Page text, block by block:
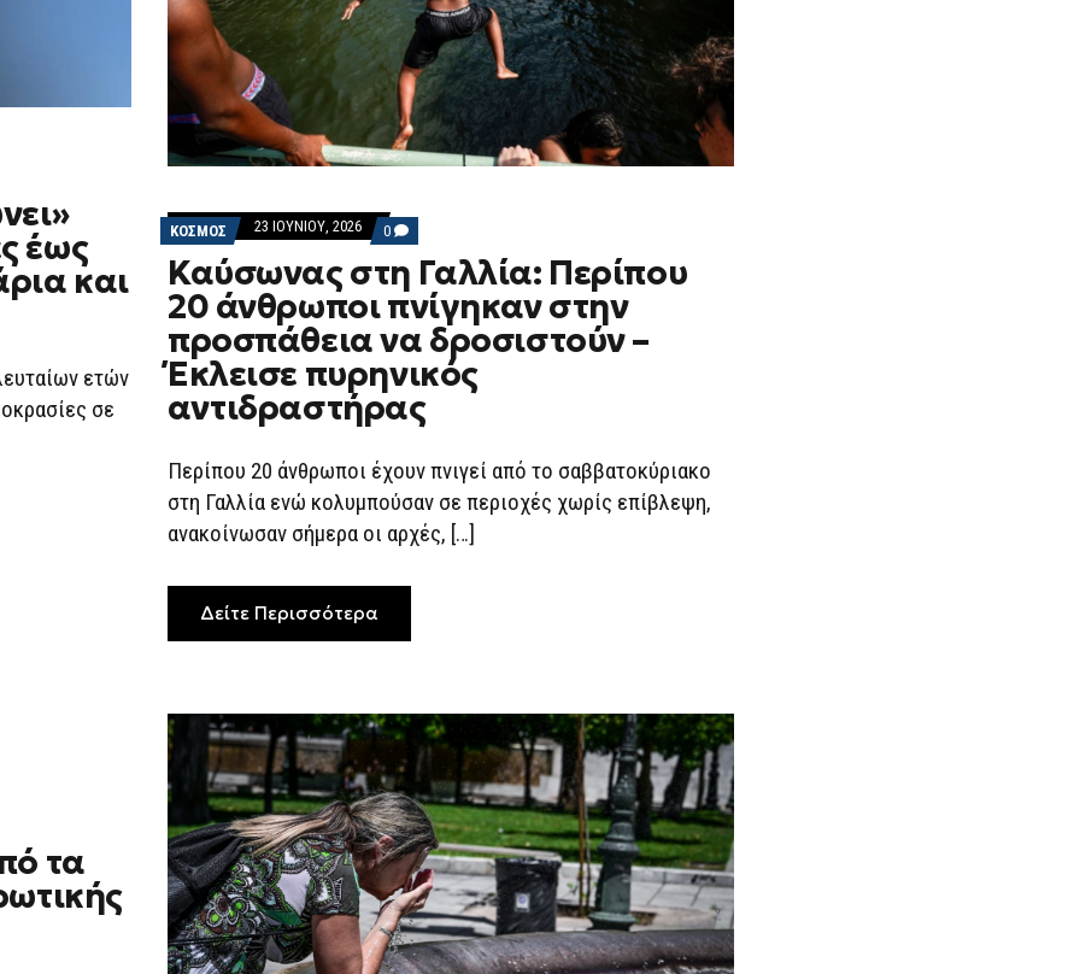
έως
και
ετών
σε
ΚΟΣΜΟΣ 23 ΙΟΥΝΊΟΥ, 2026 0 COMMENTS
ON
ΚΑΎΣΩΝΑΣ
ΣΤΗ
ΓΑΛΛΊΑ:
ΠΕΡΊΠΟΥ
20
ΆΝΘΡΩΠΟΙ
ΠΝΊΓΗΚΑΝ
ΠΡΟΣΠΆΘΕΙΑ
–
ΈΚΛΕΙΣΕ
ΠΥΡΗΝΙΚΌΣ
ΑΝΤΙΔΡΑΣΤΉΡΑΣ
Καύσωνας στη Γαλλία: Περίπου
20 άνθρωποι πνίγηκαν στην
προσπάθεια να δροσιστούν –
Έκλεισε πυρηνικός
αντιδραστήρας
Περίπου 20 άνθρωποι έχουν πνιγεί από το σαββατοκύριακο
στη Γαλλία ενώ κολυμπούσαν σε περιοχές χωρίς επίβλεψη,
ανακοίνωσαν σήμερα οι αρχές, […]
Δείτε Περισσότερα
τα